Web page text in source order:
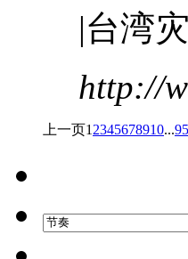
|台湾
http://
上一页1 2345678910...95